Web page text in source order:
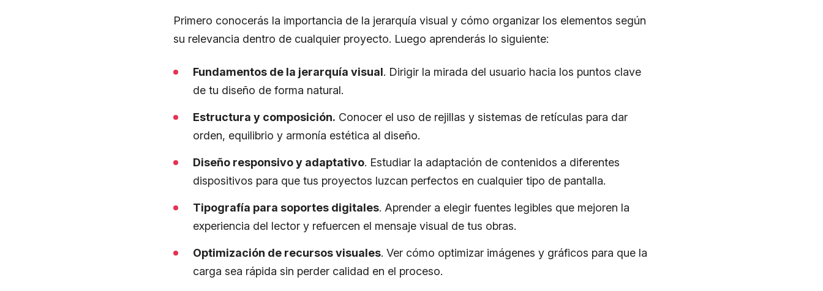
Primero conocerás la importancia de la jerarquía visual y cómo organizar los elementos según
su relevancia dentro de cualquier proyecto. Luego aprenderás lo siguiente:
Fundamentos de la jerarquía visual. Dirigir la mirada del usuario hacia los puntos clave
de tu diseño de forma natural.
Estructura y composición. Conocer el uso de rejillas y sistemas de retículas para dar
orden, equilibrio y armonía estética al diseño.
Diseño responsivo y adaptativo. Estudiar la adaptación de contenidos a diferentes
dispositivos para que tus proyectos luzcan perfectos en cualquier tipo de pantalla.
Tipografía para soportes digitales. Aprender a elegir fuentes legibles que mejoren la
experiencia del lector y refuercen el mensaje visual de tus obras.
Optimización de recursos visuales. Ver cómo optimizar imágenes y gráficos para que la
carga sea rápida sin perder calidad en el proceso.